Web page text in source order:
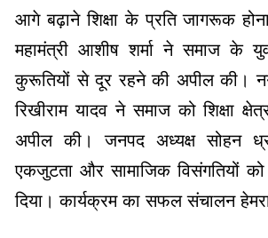
आगे बढ़ाने शिक्षा के प्रति जागरूक
महामंत्री आशीष शर्मा ने समाज के
कुरूतियों से दूर रहने की अपील की।
रिखीराम यादव ने समाज को शिक्षा
अपील की। जनपद अध्यक्ष सोहन
एकजुटता और सामाजिक विसंगतियों
दिया। कार्यक्रम का सफल संचालन